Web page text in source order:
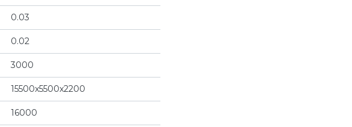
0.03
0.02
3000
15500x5500x2200
16000